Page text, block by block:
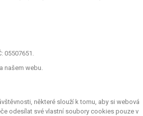
našem webu.
některé slouží k tomu, aby si webová
odesílat své vlastní soubory cookies pouze v